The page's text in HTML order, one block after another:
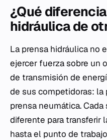
¿Qué
hidráulica de
La prensa hidráulica no
ejercer fuerza sobre un
de transmisión de
de sus competidoras: la
prensa neumática.
diferente para transferir
hasta el punto de